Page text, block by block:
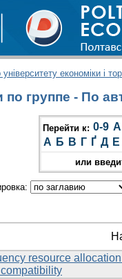
економіки і
группе - По
Перейти к: 0-9 A
А Б В Г Ґ Д Е
или
resource